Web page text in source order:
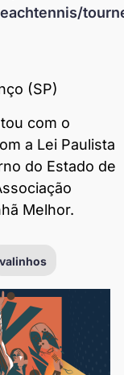
(SP)
com o
a Lei Paulista
do Estado de
Melhor.
valinhos